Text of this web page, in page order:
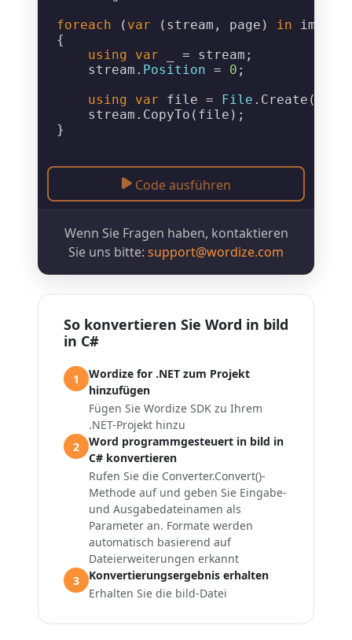
foreach ( var (stream, page) in
{
using
var _ = stream;
    stream.
Position = 0 ;
using
var file = File . Create (
    stream.
CopyTo (file);
Code ausführen
Wenn Sie Fragen haben, kontaktieren
Sie uns bitte: support@wordize.com
So konvertieren Sie Word in bild
in C#
1
Wordize for .NET zum Projekt
hinzufügen
Fügen Sie Wordize SDK zu Ihrem
.NET-Projekt hinzu
2
Word programmgesteuert in bild in
C# konvertieren
Rufen Sie die Converter.Convert()-
Methode auf und geben Sie Eingabe-
und Ausgabedateinamen als
Parameter an. Formate werden
automatisch basierend auf
Dateierweiterungen erkannt
3
Konvertierungsergebnis erhalten
Erhalten Sie die bild-Datei